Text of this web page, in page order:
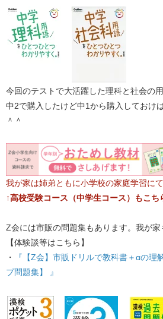
今回のテストで大活躍した理科と社会の用
中2で購入したけど中1から購入しておけ
＾＾
我が家は姉弟ともに小学校の家庭学習に
↑高校受験コース（中学生コース）もこ
Z会には市販の問題集もあります。我が家
【体験談等はこちら】
・
『【Z会】市販ドリルで教科書＋αの理
プ問題集】 』